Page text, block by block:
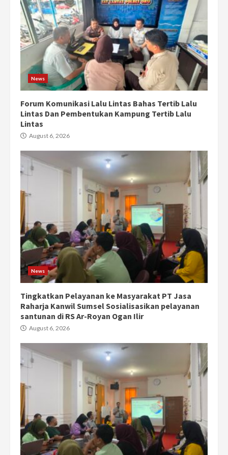
News
Forum Komunikasi Lalu Lintas Bahas Tertib Lalu
Lintas Dan Pembentukan Kampung Tertib Lalu
Lintas
August 6, 2026
News
Tingkatkan Pelayanan ke Masyarakat PT Jasa
Raharja Kanwil Sumsel Sosialisasikan pelayanan
santunan di RS Ar-Royan Ogan Ilir
August 6, 2026